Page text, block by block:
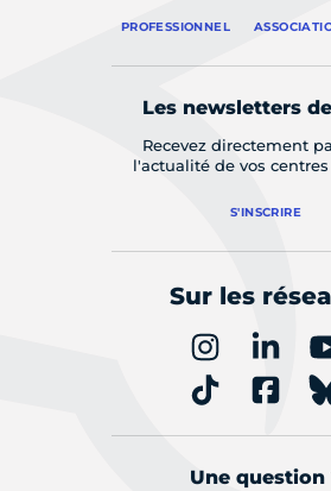
PROFESSIONNEL
Les newsletters
Recevez directement
l'actualité de vos
S'INSCRIRE
Sur les
Une question